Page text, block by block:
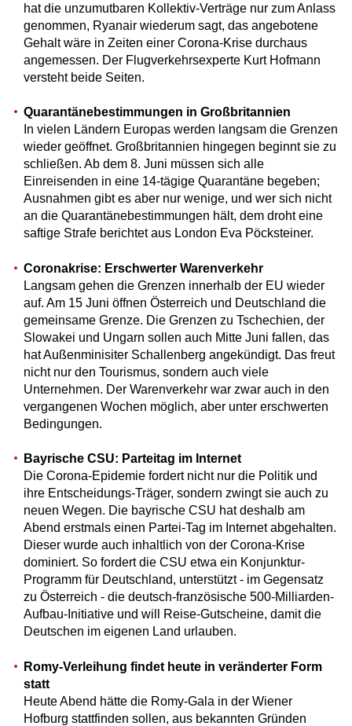
hat die unzumutbaren Kollektiv-Verträge nur zum Anlass
genommen, Ryanair wiederum sagt, das angebotene
Gehalt wäre in Zeiten einer Corona-Krise durchaus
angemessen. Der Flugverkehrsexperte Kurt Hofmann
versteht beide Seiten.
Quarantänebestimmungen in Großbritannien
In vielen Ländern Europas werden langsam die Grenzen
wieder geöffnet. Großbritannien hingegen beginnt sie zu
schließen. Ab dem 8. Juni müssen sich alle
Einreisenden in eine 14-tägige Quarantäne begeben;
Ausnahmen gibt es aber nur wenige, und wer sich nicht
an die Quarantänebestimmungen hält, dem droht eine
saftige Strafe berichtet aus London Eva Pöcksteiner.
Coronakrise: Erschwerter Warenverkehr
Langsam gehen die Grenzen innerhalb der EU wieder
auf. Am 15 Juni öffnen Österreich und Deutschland die
gemeinsame Grenze. Die Grenzen zu Tschechien, der
Slowakei und Ungarn sollen auch Mitte Juni fallen, das
hat Außenminisiter Schallenberg angekündigt. Das freut
nicht nur den Tourismus, sondern auch viele
Unternehmen. Der Warenverkehr war zwar auch in den
vergangenen Wochen möglich, aber unter erschwerten
Bedingungen.
Bayrische CSU: Parteitag im Internet
Die Corona-Epidemie fordert nicht nur die Politik und
ihre Entscheidungs-Träger, sondern zwingt sie auch zu
neuen Wegen. Die bayrische CSU hat deshalb am
Abend erstmals einen Partei-Tag im Internet abgehalten.
Dieser wurde auch inhaltlich von der Corona-Krise
dominiert. So fordert die CSU etwa ein Konjunktur-
Programm für Deutschland, unterstützt - im Gegensatz
zu Österreich - die deutsch-französische 500-Milliarden-
Aufbau-Initiative und will Reise-Gutscheine, damit die
Deutschen im eigenen Land urlauben.
Romy-Verleihung findet heute in veränderter Form
statt
Heute Abend hätte die Romy-Gala in der Wiener
Hofburg stattfinden sollen, aus bekannten Gründen